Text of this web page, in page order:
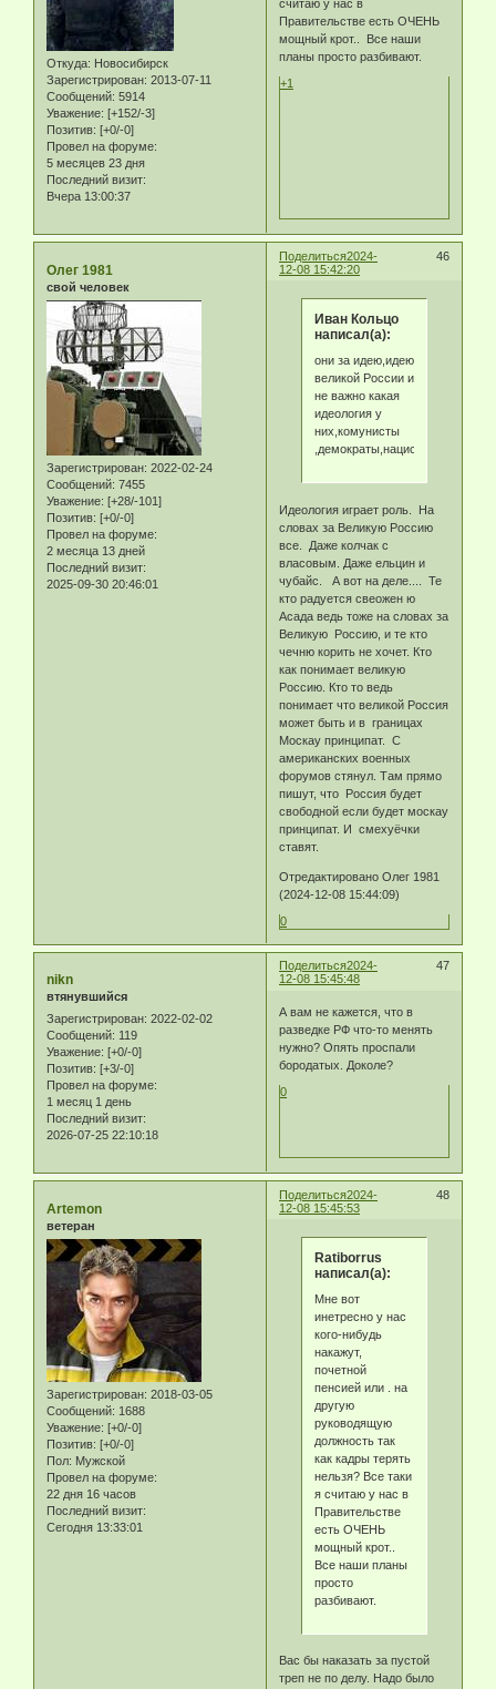
Откуда: Новосибирск
Зарегистрирован: 2013-07-11
Сообщений: 5914
Уважение: [+152/-3]
Позитив: [+0/-0]
Провел на форуме:
5 месяцев 23 дня
Последний визит:
Вчера 13:00:37
считаю у нас в
Правительстве есть ОЧЕНЬ
мощный крот.. Все наши
планы просто разбивают.
+1
Поделиться 46
2024-
12-08 15:42:20
Олег 1981
свой человек
Зарегистрирован: 2022-02-24
Сообщений: 7455
Уважение: [+28/-101]
Позитив: [+0/-0]
Провел на форуме:
2 месяца 13 дней
Последний визит:
2025-09-30 20:46:01
Иван Кольцо
написал(а):
они за идею,идею
великой России и
не важно какая
идеология у
них,комунисты
,демократы,нацисты.
Идеология играет роль. На
словах за Великую Россию
все. Даже колчак с
власовым. Даже ельцин и
чубайс. А вот на деле.... Те
кто радуется свеожен ю
Асада ведь тоже на словах за
Великую Россию, и те кто
чечню корить не хочет. Кто
как понимает великую
Россию. Кто то ведь
понимает что великой Россия
может быть и в границах
Москау принципат. С
американских военных
форумов стянул. Там прямо
пишут, что Россия будет
свободной если будет москау
принципат. И смехуёчки
ставят.
Отредактировано Олег 1981
(2024-12-08 15:44:09)
0
Поделиться 47
2024-
12-08 15:45:48
nikn
втянувшийся
Зарегистрирован: 2022-02-02
Сообщений: 119
Уважение: [+0/-0]
Позитив: [+3/-0]
Провел на форуме:
1 месяц 1 день
Последний визит:
2026-07-25 22:10:18
А вам не кажется, что в
разведке РФ что-то менять
нужно? Опять проспали
бородатых. Доколе?
0
Поделиться 48
2024-
12-08 15:45:53
Artemon
ветеран
Зарегистрирован: 2018-03-05
Сообщений: 1688
Уважение: [+0/-0]
Позитив: [+0/-0]
Пол: Мужской
Провел на форуме:
22 дня 16 часов
Последний визит:
Сегодня 13:33:01
Ratiborrus
написал(а):
Мне вот
инетресно у нас
кого-нибудь
накажут,
почетной
пенсией или . на
другую
руководящую
должность так
как кадры терять
нельзя? Все таки
я считаю у нас в
Правительстве
есть ОЧЕНЬ
мощный крот..
Все наши планы
просто
разбивают.
Вас бы наказать за пустой
треп не по делу. Надо было